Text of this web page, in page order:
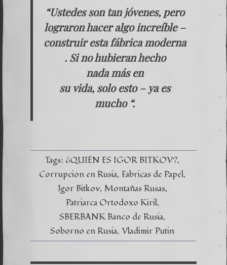
“Ustedes son tan jóvenes, pero
lograron hacer algo increíble –
construir esta fábrica moderna
. Si no hubieran hecho
nada más en
su vida, solo esto – ya es
mucho “.
Tags: ¿QUIÉN ES IGOR BITKOV?
Corrupción en Rusia Fabricas de Papel
Igor Bitkov Montañas Rusas
Patriarca Ortodoxo Kiril
SBERBANK Banco de Rusia
Soborno en Rusia Vladimir Putin